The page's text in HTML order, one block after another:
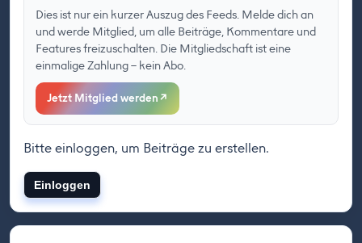
Dies ist nur ein kurzer Auszug des Feeds. Melde dich an
und werde Mitglied, um alle Beiträge, Kommentare und
Features freizuschalten. Die Mitgliedschaft ist eine
einmalige Zahlung – kein Abo.
Jetzt Mitglied werden ↗
Bitte einloggen, um Beiträge zu erstellen.
Einloggen